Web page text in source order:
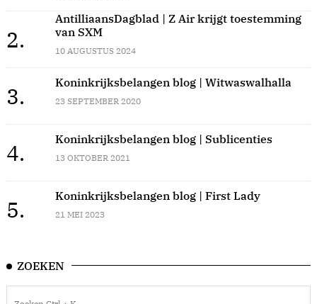
2.
AntilliaansDagblad | Z Air krijgt toestemming
van SXM
10 AUGUSTUS 2024
3.
Koninkrijksbelangen blog | Witwaswalhalla
23 SEPTEMBER 2020
4.
Koninkrijksbelangen blog | Sublicenties
13 OKTOBER 2021
5.
Koninkrijksbelangen blog | First Lady
21 MEI 2023
ZOEKEN